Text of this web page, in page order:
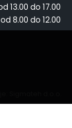
13.00 do 17.00
od 8.00 do 12.00